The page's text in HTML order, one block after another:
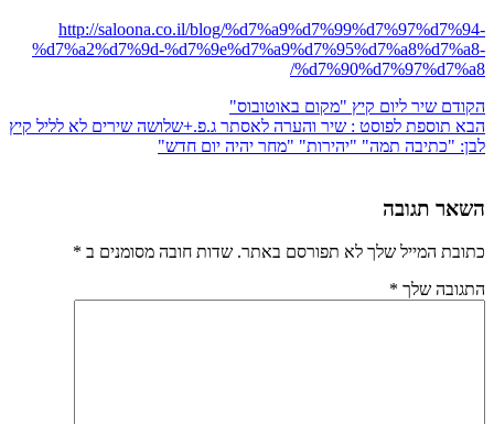
http://saloona.co.il/blog/%d7%a9%d7%99%d7%97%d7%94-
%d7%a2%d7%9d-%d7%9e%d7%a9%d7%95%d7%a8%d7%a8-
%d7%90%d7%97%d7%a8/
הקודם שיר ליום קיץ "מקום באוטובוס"
הבא תוספת לפוסט : שיר והערה לאסתר ג.פ.+שלושה שירים לא לליל קיץ
לבן: "כתיבה תמה" "יהירות" "מחר יהיה יום חדש"
השאר תגובה
כתובת המייל שלך לא תפורסם באתר. שדות חובה מסומנים ב *
התגובה שלך *